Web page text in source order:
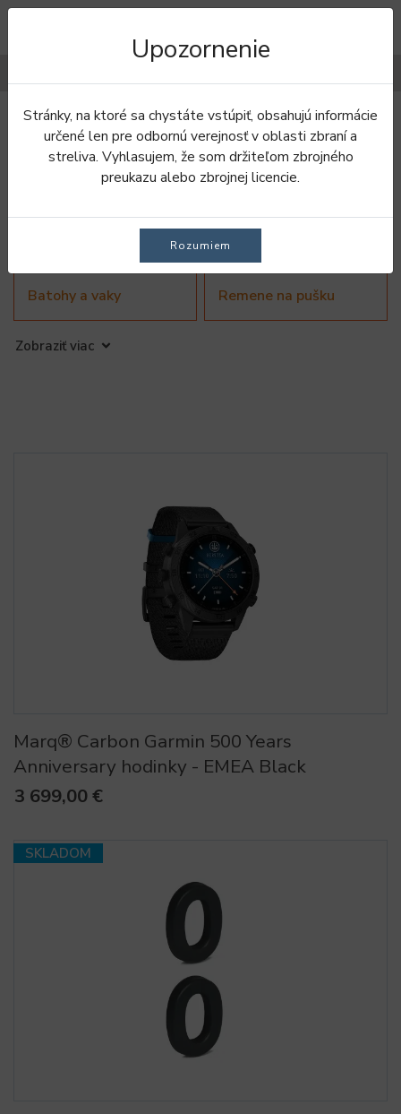
Úvod Doplnky
DOPLNKY
Nosiče nábojov
Batohy a vaky Remene na pušku
Ochranné okuliare a
Doplnky na poľovačku
Zobraziť viac
Marq® Carbon Garmin 500 Years
Anniversary hodinky - EMEA Black
3 699,00 €
SKLADOM
Upozornenie
Stránky, na ktoré sa chystáte vstúpiť, obsahujú informácie
určené len pre odbornú verejnosť v oblasti zbraní a
streliva. Vyhlasujem, že som držiteľom zbrojného
preukazu alebo zbrojnej licencie.
Rozumiem